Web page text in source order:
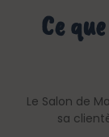
Ce
Le Salon de
sa